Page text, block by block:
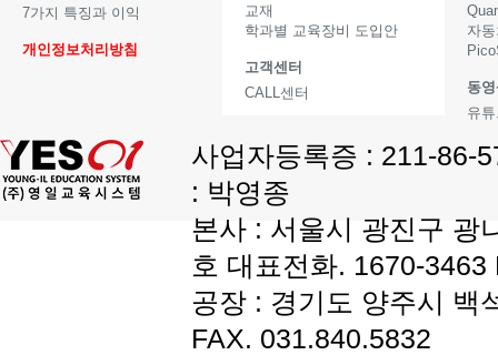
7가지 특징과 이익
개인정보처리방침
교재
학과별 교육장비 도입안
고객센터
CALL센터
자
동
유
사업자등록증 : 211-86-
: 박영종
본사 : 서울시 광진구 광
호 대표전화. 1670-
공장 : 경기도 양주시 백
FAX. 031.840.5832